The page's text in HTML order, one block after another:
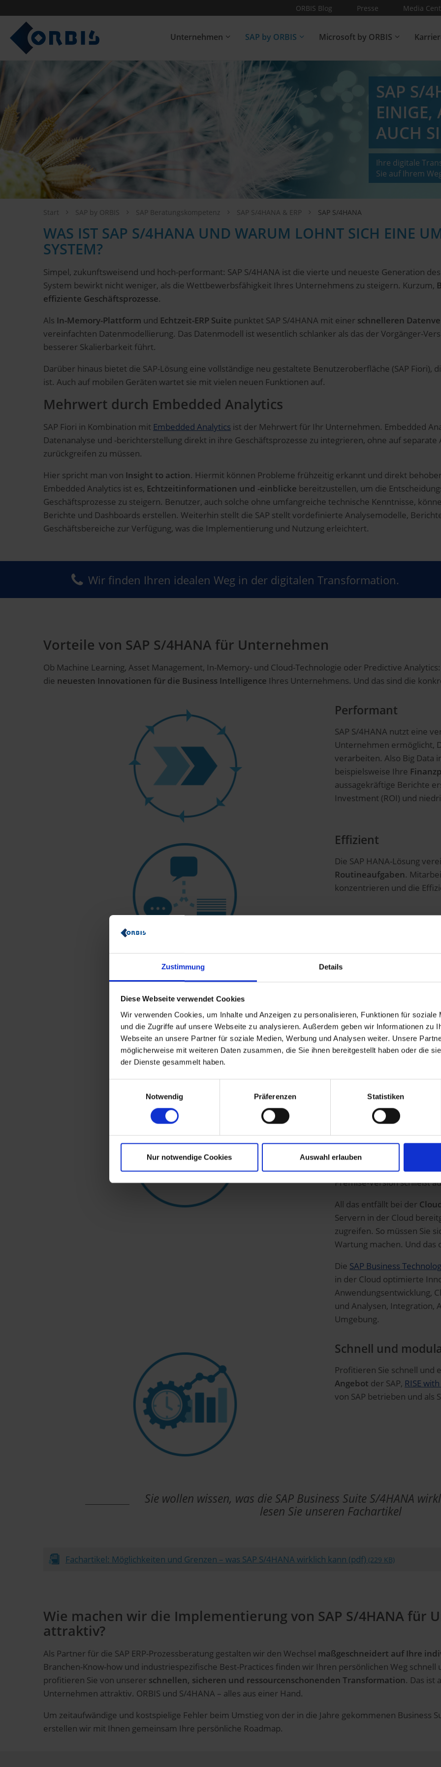
Zustimmung Details
Diese Webseite verwendet Cookies
Wir verwenden Cookies, um Inhalte und Anzeigen zu personalisieren, Funktionen für soziale
und die Zugriffe auf unsere Webseite zu analysieren. Außerdem geben wir Informationen zu
Webseite an unsere Partner für soziale Medien, Werbung und Analysen weiter. Unsere
möglicherweise mit weiteren Daten zusammen, die Sie ihnen bereitgestellt haben oder die
der Dienste gesammelt haben.
Notwendig
Präferenzen Statistiken
Nur notwendige Cookies Auswahl erlauben
ORBIS Blog Presse Media
Unternehmen SAP by ORBIS Microsoft by ORBIS
SAP S/
EINIGE,
AUCH
Ihre digitale
Sie auf Ihrem
Start SAP by ORBIS SAP Beratungskompetenz SAP S/4HANA & ERP SAP S/4HANA
WAS IST SAP S/4HANA UND WARUM LOHNT SICH EINE
SYSTEM?
Simpel, zukunftsweisend und hoch-performant: SAP S/4HANA ist die vierte und neueste Generation des
System bewirkt nicht weniger, als die Wettbewerbsfähigkeit Ihres Unternehmens zu steigern. Kurzum,
effiziente Geschäftsprozesse.
Als In-Memory-Plattform und Echtzeit-ERP Suite punktet SAP S/4HANA mit einer schnelleren
vereinfachten Datenmodellierung. Das Datenmodell ist wesentlich schlanker als das der Vorgänger-
besserer Skalierbarkeit führt.
Darüber hinaus bietet die SAP-Lösung eine vollständige neu gestaltete Benutzeroberfläche (SAP
ist. Auch auf mobilen Geräten wartet sie mit vielen neuen Funktionen auf.
Mehrwert durch Embedded Analytics
SAP Fiori in Kombination mit Embedded Analytics ist der Mehrwert für Ihr Unternehmen. Embedded
Datenanalyse und -berichterstellung direkt in ihre Geschäftsprozesse zu integrieren, ohne auf
zurückgreifen zu müssen.
Hier spricht man von Insight to action. Hiermit können Probleme frühzeitig erkannt und direkt
Embedded Analytics ist es, Echtzeitinformationen und -einblicke bereitzustellen, um die
Geschäftsprozesse zu steigern. Benutzer, auch solche ohne umfangreiche technische Kenntnisse,
Berichte und Dashboards erstellen. Weiterhin stellt die SAP stellt vordefinierte Analysemodelle,
Geschäftsbereiche zur Verfügung, was die Implementierung und Nutzung erleichtert.
Wir finden Ihren idealen Weg in der digitalen Transformation.
Vorteile von SAP S/4HANA für Unternehmen
Ob Machine Learning, Asset Management, In-Memory- und Cloud-Technologie oder Predictive
die neuesten Innovationen für die Business Intelligence Ihres Unternehmens. Und das sind die
Performant
SAP S/4HANA nutzt eine
Unternehmen ermöglicht,
verarbeiten. Also Big Data
beispielsweise Ihre
aussagekräftige Berichte
Investment (ROI) und
Effizient
Die SAP HANA-Lösung
Routineaufgaben.
konzentrieren und die
Benutzerfreundlich
In Sachen User
Vorgänger. Dank des
User von einerintuitiven
der Sie alle
haben. Auch von
Flexibel
SAP S/4HANA ist sowohl
Varianten Private und
On-Premise
bedeutet,
Unternehmens installiert
Premise-Version schließt
All das entfällt bei der
Servern in der Cloud
zugreifen. So müssen Sie
Wartung machen. Und das
Die SAP Business
in der Cloud optimierte
Anwendungsentwicklung,
und Analysen, Integration,
Umgebung.
Schnell und
Profitieren Sie schnell und
Angebot der SAP, RISE with
von SAP betrieben und als
Sie wollen wissen, was die SAP Business Suite S/4HANA
lesen Sie unseren Fachartikel
Fachartikel: Möglichkeiten und Grenzen – was SAP S/4HANA wirklich kann (pdf) (229 KB)
Wie machen wir die Implementierung von SAP S/4HANA für
attraktiv?
Als Partner für die SAP ERP-Prozessberatung gestalten wir den Wechsel maßgeschneidert auf Ihre
Branchen-Know-how und industriespezifische Best-Practices finden wir Ihren persönlichen Weg
profitieren Sie von unserer schnellen, sicheren und ressourcenschonenden Transformation. Das ist
Unternehmen attraktiv. ORBIS und S/4HANA – alles aus einer Hand.
Um zeitaufwändige und kostspielige Fehler beim Umstieg von der in die Jahre gekommenen Business
erstellen wir mit Ihnen gemeinsam Ihre persönliche Roadmap.